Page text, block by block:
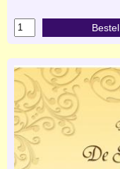
Bestel